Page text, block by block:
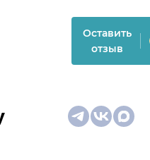
Оставить
отзыв